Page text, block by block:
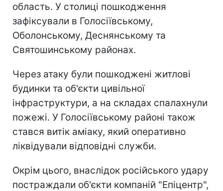
область. У столиці пошкодження
зафіксували в Голосіївському,
Оболонському, Деснянському та
Святошинському районах.
Через атаку були пошкоджені житлові
будинки та об'єкти цивільної
інфраструктури, а на складах спалахнули
пожежі. У Голосіївському районі також
стався витік аміаку, який оперативно
ліквідували відповідні служби.
Окрім цього, внаслідок російського удару
постраждали об'єкти компаній "Епіцентр",